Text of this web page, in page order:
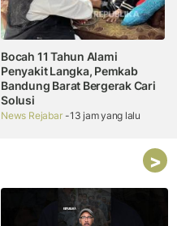
Bocah 11 Tahun Alami
Penyakit Langka, Pemkab
Bandung Barat Bergerak Cari
Solusi
News Rejabar -13 jam yang lalu
>